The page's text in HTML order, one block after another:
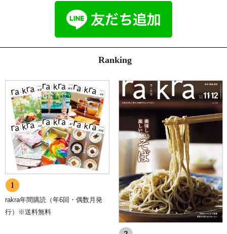
Ranking
rakra年間購読（年6回・偶数月発
行）※送料無料